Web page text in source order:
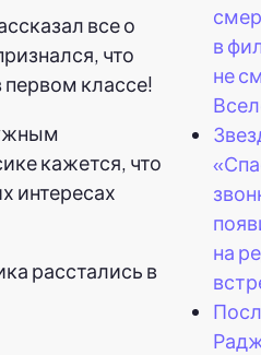
все о
что
классе!
кажется, что
интересах
расстались в
в
не
на